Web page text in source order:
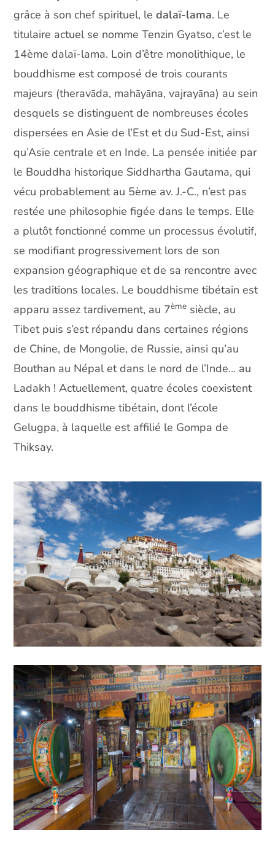
grâce à son chef spirituel, ledalaï-lama. Le
titulaire actuel se nomme Tenzin Gyatso, c’est le
14ème dalaï-lama. Loin d’être monolithique, le
bouddhisme est composé de trois courants
majeurs (theravāda, mahāyāna, vajrayāna) au sein
desquels se distinguent de nombreuses écoles
dispersées en Asie de l’Est et du Sud-Est, ainsi
qu’Asie centrale et en Inde. La pensée initiée par
le Bouddha historique Siddhartha Gautama, qui
vécu probablement au 5ème av. J.-C., n’est pas
restée une philosophie figée dans le temps. Elle
a plutôt fonctionné comme un processus évolutif,
se modifiant progressivement lors de son
expansion géographique et de sa rencontre avec
les traditions locales. Le bouddhisme tibétain est
apparu assez tardivement, au 7ème siècle, au
Tibet puis s’est répandu dans certaines régions
de Chine, de Mongolie, de Russie, ainsi qu’au
Bouthan au Népal et dans le nord de l’Inde… au
Ladakh ! Actuellement, quatre écoles coexistent
dans le bouddhisme tibétain, dont l’école
Gelugpa, à laquelle est affilié le Gompa de
Thiksay.